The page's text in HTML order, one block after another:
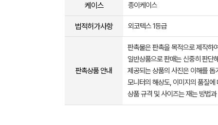
케이스 종이케이스
법적허가사항 외코텍스 1등급
판촉상품 안내
판촉물은 판촉을 목적으로 제작하
일반상품으로 판매는 신중히 판단
제공되는 상품의 사진은 이해를
모니터의 해상도, 이미지의 품질
상품 규격 및 사이즈는 재는 방법